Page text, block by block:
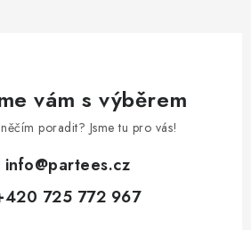
vám s výběrem
poradit? Jsme tu pro vás!
info@partees.cz
725 772 967